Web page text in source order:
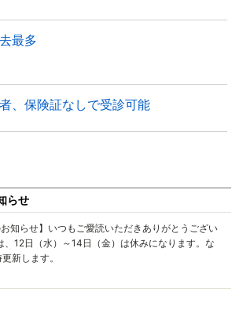
最多
、保険証なしで受診可能
らせ
お知らせ】いつもご愛読いただきありがとうござい
、12日（水）～14日（金）は休みになります。な
新します。